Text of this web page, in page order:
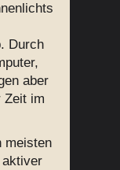
Durch
aber
Zeit im
meisten
aktiver